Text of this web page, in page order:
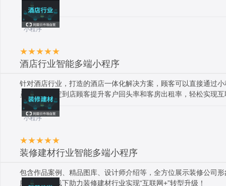
小程序
酒店行业智能多端小程序
针对酒店行业，打造的酒店一体化解决方案，顾客可以直接通过
员功能，锁定到店顾客提升客户回头率和客房出租率，轻松实现
小程序
装修建材行业智能多端小程序
包含作品案例、精品图库、设计师介绍等，全方位展示装修公司
服务，结合线下助力装修建材行业实现“互联网+”转型升级！